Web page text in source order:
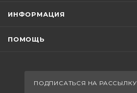
ИНФОРМАЦИЯ
ПОМОЩЬ
ПОДПИСАТЬСЯ НА РАССЫЛКУ